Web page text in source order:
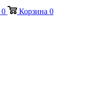
0 Корзина 0